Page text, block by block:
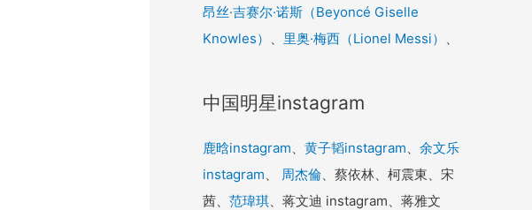
昂丝·吉赛尔·诺斯（Beyoncé Giselle
Knowles）
里奥·梅西（Lionel Messi）
中国明星instagram
鹿晗instagram 黄子韬instagram
余文乐
instagram
周杰倫 、蔡依林、柯震東、宋
茜、 范瑋琪 、蒋文迪 instagram、蒋雅文